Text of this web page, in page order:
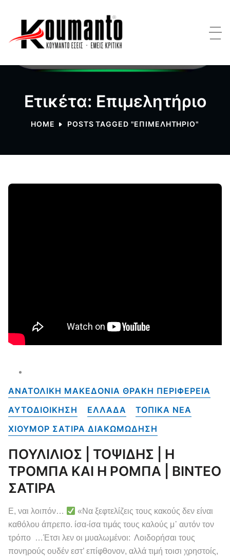
Ετικέτα: Επιμελητήριο
HOME POSTS TAGGED "ΕΠΙΜΕΛΗΤΉΡΙΟ"
ΑΝΑΤΟΛΙΚΗ ΜΑΚΕΔΟΝΙΑ ΘΡΑΚΗ ΠΕΡΙΦΕΡΕΙΑ
ΑΥΤΟΔΙΟΙΚΗΣΗ
ΕΛΛΑΔΑ
ΤΟΠΙΚΑ NEA
ΧΙΟΥΜΟΡ ΣΑΤΙΡΑ ΔΙΑΚΩΜΩΔΗΣΗ
ΠΟΥΛΙΛΙΟΣ | ΤΟΨΙΔΗΣ | Η
ΤΡΟΜΠΑ ΚΑΙ Η ΡΟΜΠΑ | ΒΙΝΤΕΟ
ΣΑΤΙΡΑ
Ε, ναι λοιπόν…
«Να ξεφτελίζεις τους κακούς δεν είναι
καθόλου άπρεπο. ίσα-ίσα τιμάς τους καλούς μ᾽ αυτόν τον
τρόπο …Έτσι λεν οι μυαλωμένοι: Λοιδορήσαι τους
πονηρούς ουδέν εστ’ επίφθονον, αλλά τιμή τοισι χρηστοίς,